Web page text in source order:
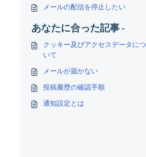
メールの配信を停止したい
あなたに合った記事 -
クッキー及びアクセスデータにつ
いて
メールが届かない
投稿履歴の確認手順
通知設定とは